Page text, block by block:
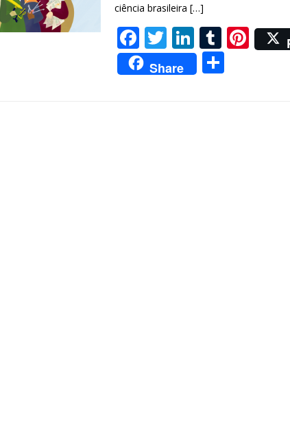
ciência brasileira […]
F
ac
e
T
w
itt
Li
n
k
T
u
m
Pi
nt
Share